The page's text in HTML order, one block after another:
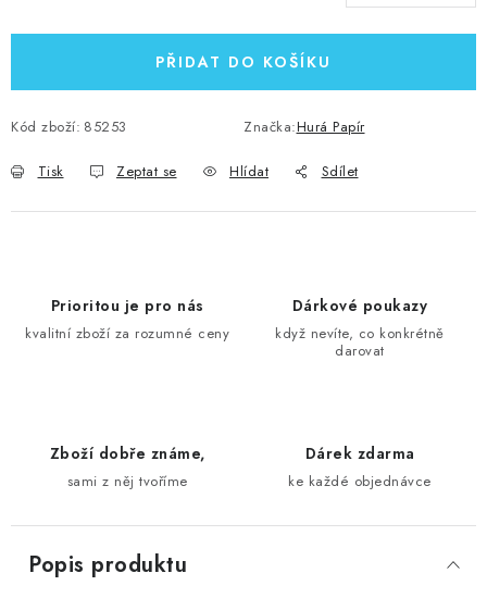
PŘIDAT DO KOŠÍKU
Kód zboží: 85253 Značka:Hurá Papír
Tisk Zeptat se Hlídat Sdílet
Prioritou je pro nás
kvalitní zboží za rozumné ceny
Dárkové poukazy
když nevíte, co konkrétně
darovat
Zboží dobře známe,
sami z něj tvoříme
Dárek zdarma
ke každé objednávce
Popis produktu